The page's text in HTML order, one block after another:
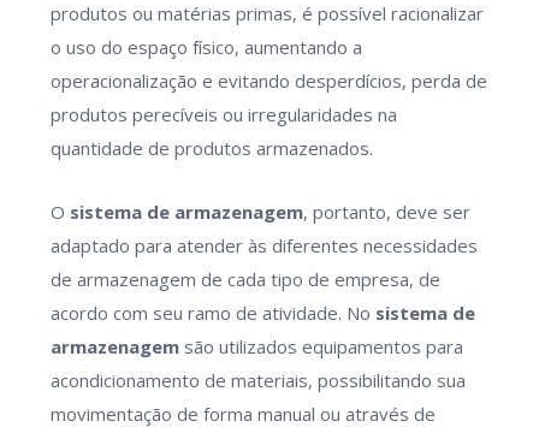
produtos ou matérias primas, é possível racionalizar
o uso do espaço físico, aumentando a
operacionalização e evitando desperdícios, perda de
produtos perecíveis ou irregularidades na
quantidade de produtos armazenados.
O sistema de armazenagem, portanto, deve ser
adaptado para atender às diferentes necessidades
de armazenagem de cada tipo de empresa, de
acordo com seu ramo de atividade. No sistema de
armazenagem são utilizados equipamentos para
acondicionamento de materiais, possibilitando sua
movimentação de forma manual ou através de